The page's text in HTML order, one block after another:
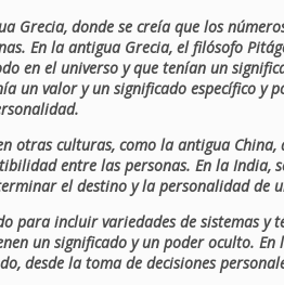
Grecia, donde se creía que los
En la antigua Grecia, el filósofo
en el universo y que tenían un
un valor y un significado específico y
otras culturas, como la antigua
entre las personas. En la India,
el destino y la personalidad de
para incluir variedades de sistemas y
un significado y un poder oculto.
desde la toma de decisiones